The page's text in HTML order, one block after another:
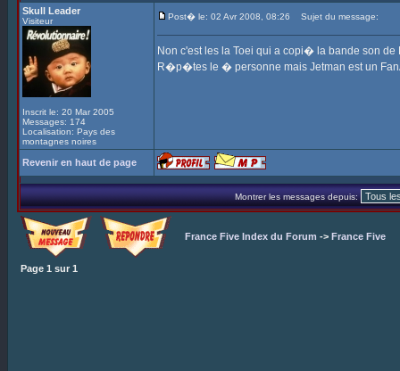
Skull Leader
Visiteur
Inscrit le: 20 Mar 2005
Messages: 174
Localisation: Pays des
montagnes noires
Post� le: 02 Avr 2008, 08:26 Sujet du message:
Non c'est les la Toei qui a copi� la bande son de
R�p�tes le � personne mais Jetman est un
Revenir en haut de page
Montrer les messages depuis:
France Five Index du Forum -> France Five
Page 1 sur 1